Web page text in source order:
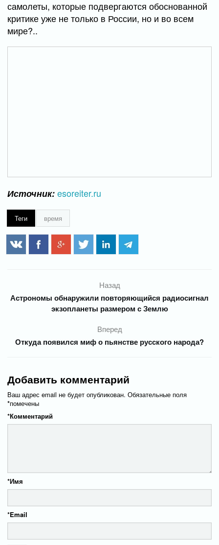
самолеты, которые подвергаются обоснованной
критике уже не только в России, но и во всем
мире?..
Источник:esoreiter.ru
Теги время
Назад
Астрономы обнаружили повторяющийся радиосигнал
экзопланеты размером с Землю
Вперед
Откуда появился миф о пьянстве русского народа?
Добавить комментарий
Ваш адрес email не будет опубликован. Обязательные поля
помечены
*
Комментарий
*
Имя
*
Email
*